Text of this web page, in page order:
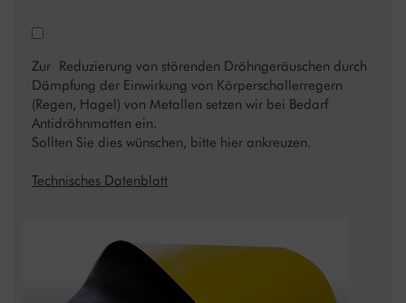
Zur Reduzierung von störenden Dröhngeräuschen durch
Dämpfung der Einwirkung von Körperschallerregern
(Regen, Hagel) von Metallen setzen wir bei Bedarf
Antidröhnmatten ein.
Sollten Sie dies wünschen, bitte hier ankreuzen.
Technisches Datenblatt